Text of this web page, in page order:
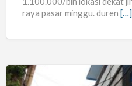
raya pasar minggu. duren […]